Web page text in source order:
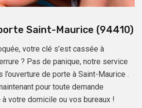
Saint-Maurice (94410)
votre clé s’est cassée à
? Pas de panique, notre service
de porte à Saint-Maurice .
pour toute demande
à votre domicile ou vos bureaux !